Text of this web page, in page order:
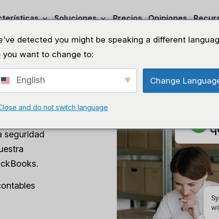
Soluciones Precios Opiniones
seguridad
detected you might be speaking a different
you want to change to:
English Change
and do not switch language